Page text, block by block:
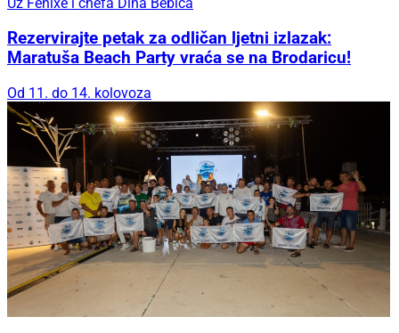
Rezervirajte petak za odličan ljetni izlazak:
Maratuša Beach Party vraća se na Brodaricu!
Od 11. do 14. kolovoza